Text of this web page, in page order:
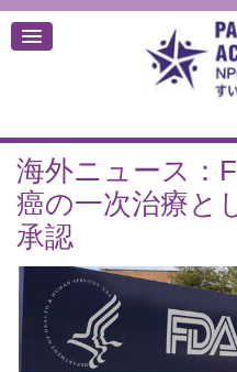
海外ニュース：
癌の一次治療と
承認